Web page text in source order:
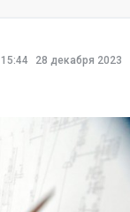
15:44 28 декабря 2023